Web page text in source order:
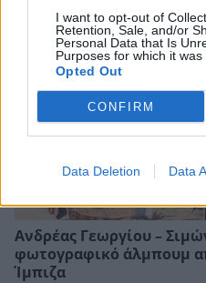
I want to opt-out of
Retention, Sale, and/or
Personal Data that Is
Purposes for which it was
Opted Out
CONFIRM
Data Deletion Data
Ανδρέας Γεωργίου –
φωτογραφικό άλμπουμ
Ίμπιζα